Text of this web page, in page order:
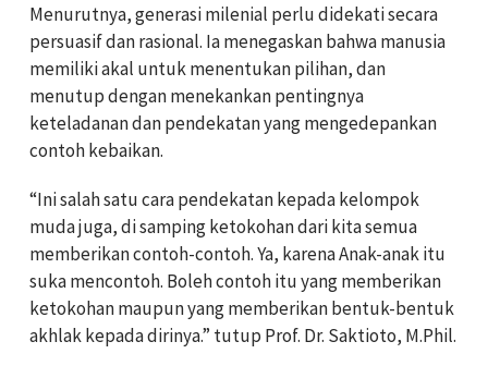
Menurutnya, generasi milenial perlu didekati secara
persuasif dan rasional. Ia menegaskan bahwa manusia
memiliki akal untuk menentukan pilihan, dan
menutup dengan menekankan pentingnya
keteladanan dan pendekatan yang mengedepankan
contoh kebaikan.
“Ini salah satu cara pendekatan kepada kelompok
muda juga, di samping ketokohan dari kita semua
memberikan contoh-contoh. Ya, karena Anak-anak itu
suka mencontoh. Boleh contoh itu yang memberikan
ketokohan maupun yang memberikan bentuk-bentuk
akhlak kepada dirinya.” tutup Prof. Dr. Saktioto, M.Phil.